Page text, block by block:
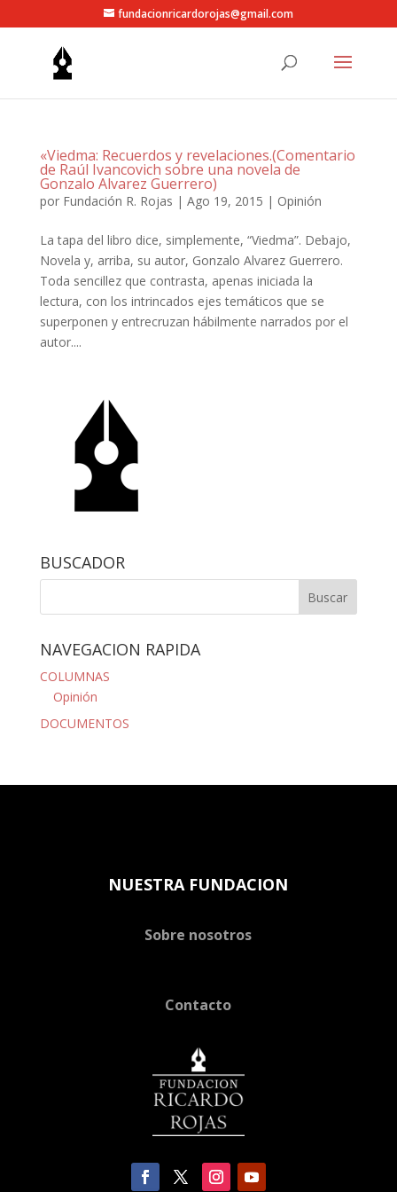
fundacionricardorojas@gmail.com
«Viedma: Recuerdos y revelaciones.(Comentario
de Raúl Ivancovich sobre una novela de
Gonzalo Alvarez Guerrero)
por Fundación R. Rojas | Ago 19, 2015 | Opinión
La tapa del libro dice, simplemente, “Viedma”. Debajo,
Novela y, arriba, su autor, Gonzalo Alvarez Guerrero.
Toda sencillez que contrasta, apenas iniciada la
lectura, con los intrincados ejes temáticos que se
superponen y entrecruzan hábilmente narrados por el
autor....
BUSCADOR
NAVEGACION RAPIDA
COLUMNAS
Opinión
DOCUMENTOS
NUESTRA FUNDACION
Sobre nosotros
Contacto